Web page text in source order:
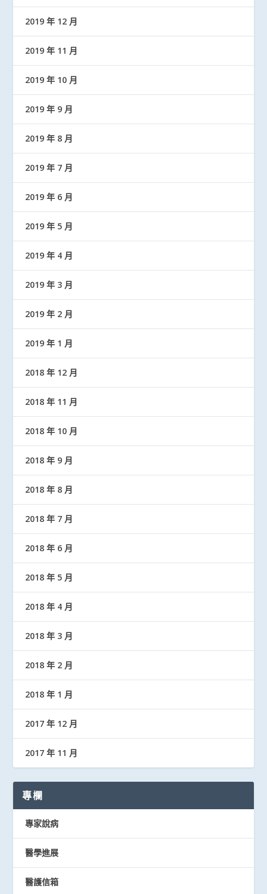
2019 年 12 月
2019 年 11 月
2019 年 10 月
2019 年 9 月
2019 年 8 月
2019 年 7 月
2019 年 6 月
2019 年 5 月
2019 年 4 月
2019 年 3 月
2019 年 2 月
2019 年 1 月
2018 年 12 月
2018 年 11 月
2018 年 10 月
2018 年 9 月
2018 年 8 月
2018 年 7 月
2018 年 6 月
2018 年 5 月
2018 年 4 月
2018 年 3 月
2018 年 2 月
2018 年 1 月
2017 年 12 月
2017 年 11 月
專欄
專家說病
醫學進展
醫護信箱